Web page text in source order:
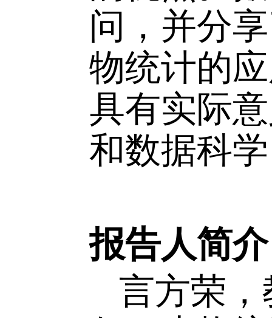
细阐述了
型，并结
的优点。
问，并分
具有实际
和数据